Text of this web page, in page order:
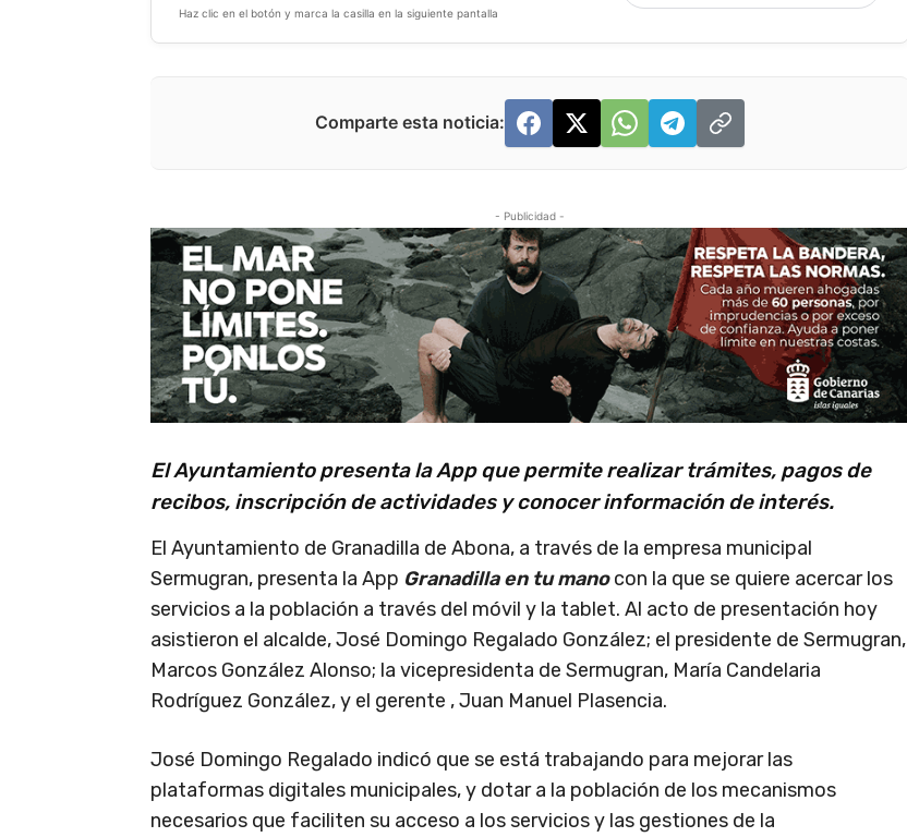
Haz clic en el botón y marca la casilla en la siguiente pantalla
Comparte esta noticia:
- Publicidad -
El Ayuntamiento presenta la App que permite realizar trámites, pagos de
recibos, inscripción de actividades y conocer información de interés.
El Ayuntamiento de Granadilla de Abona, a través de la empresa municipal
Sermugran, presenta la App Granadilla en tu manocon la que se quiere acercar los
servicios a la población a través del móvil y la tablet. Al acto de presentación hoy
asistieron el alcalde, José Domingo Regalado González; el presidente de Sermugran,
Marcos González Alonso; la vicepresidenta de Sermugran, María Candelaria
Rodríguez González, y el gerente , Juan Manuel Plasencia.
José Domingo Regalado indicó que se está trabajando para mejorar las
plataformas digitales municipales, y dotar a la población de los mecanismos
necesarios que faciliten su acceso a los servicios y las gestiones de la